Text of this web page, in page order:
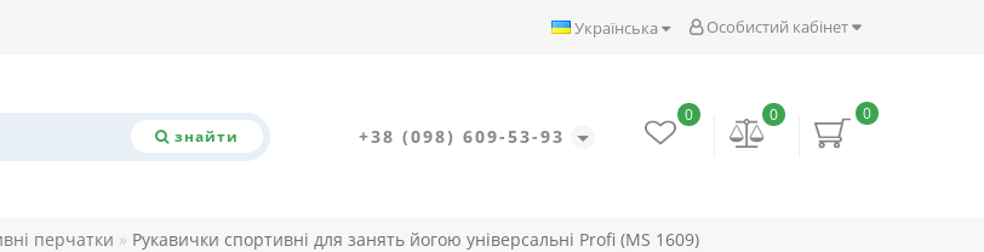
Особистий кабінет
Українська
знайти +38 (098) 609-53-93
0
0
0
перчатки Рукавички спортивні для занять йогою універсальні Profi (MS 1609)